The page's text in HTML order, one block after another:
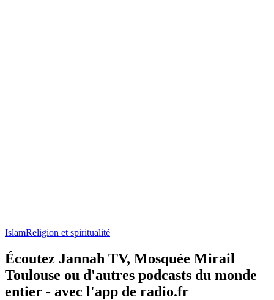
IslamReligion et spiritualité
Écoutez Jannah TV, Mosquée Mirail
Toulouse ou d'autres podcasts du monde
entier - avec l'app de radio.fr